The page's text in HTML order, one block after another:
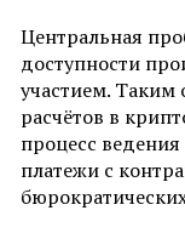
Центральная
доступности
участием. Таким
расчётов в
процесс ведения
платежи с